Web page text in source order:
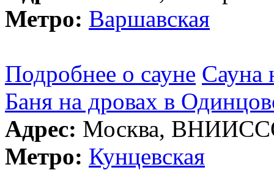
Метро: Варшавская
Подробнее о сауне Сауна
Баня на дровах в
Адрес: Москва,
Метро: Кунцевская